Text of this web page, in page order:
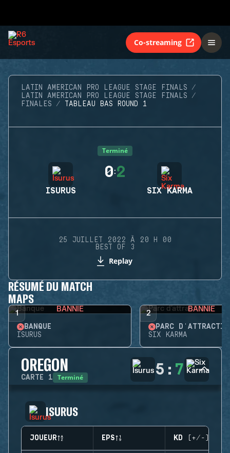
Co-streaming
LATIN AMERICAN PRO LEAGUE STAGE FINALS
LATIN AMERICAN PRO LEAGUE STAGE FINALS
FINALES
TABLEAU BAS ROUND 1
Terminé
ISURUS
0:2
SIX KARMA
25 JUILLET 2022 À 20 H 00
BEST OF 3
Replay
RÉSUMÉ DU MATCH
MAPS
1 BANNIE
BANQUE
ISURUS
2 BANNIE
PARC
SIX KARMA
OREGON
CARTE 1 Terminé 5 : 7
ISURUS
JOUEUR EPS KD (+/-)